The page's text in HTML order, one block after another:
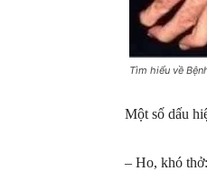
Tìm hiểu về
Một số dấu
– Ho, khó